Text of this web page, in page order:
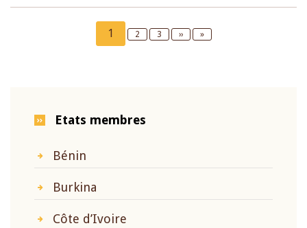
Current
page
1 Page
2 Page
3
Next
››
Last
»
Etats membres
Bénin
Burkina
Côte d’Ivoire